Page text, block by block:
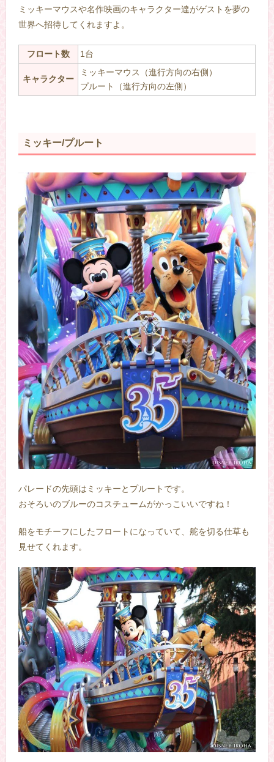
ミッキーマウスや名作映画のキャラクター達がゲストを夢の
世界へ招待してくれますよ。
フロート数 1台
キャラクター
ミッキーマウス（進行方向の右側）
プルート（進行方向の左側）
ミッキー/プルート
パレードの先頭はミッキーとプルートです。
おそろいのブルーのコスチュームがかっこいいですね！
船をモチーフにしたフロートになっていて、舵を切る仕草も
見せてくれます。